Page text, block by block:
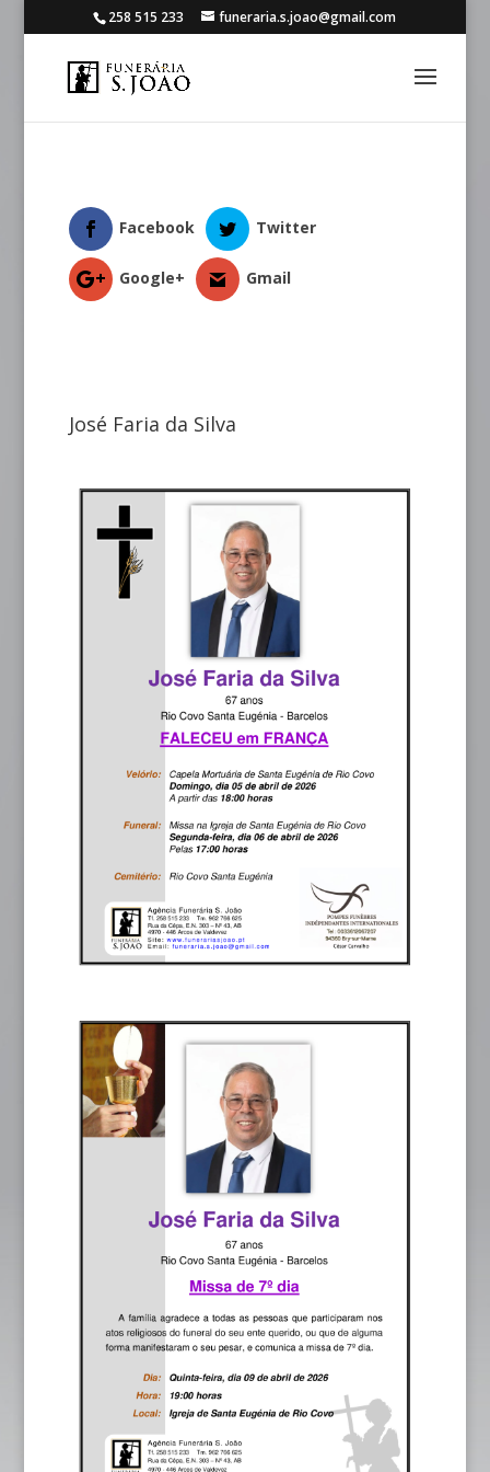
258 515 233 funeraria.s.joao@gmail.com
Facebook Twitter
Google+ Gmail
José Faria da Silva